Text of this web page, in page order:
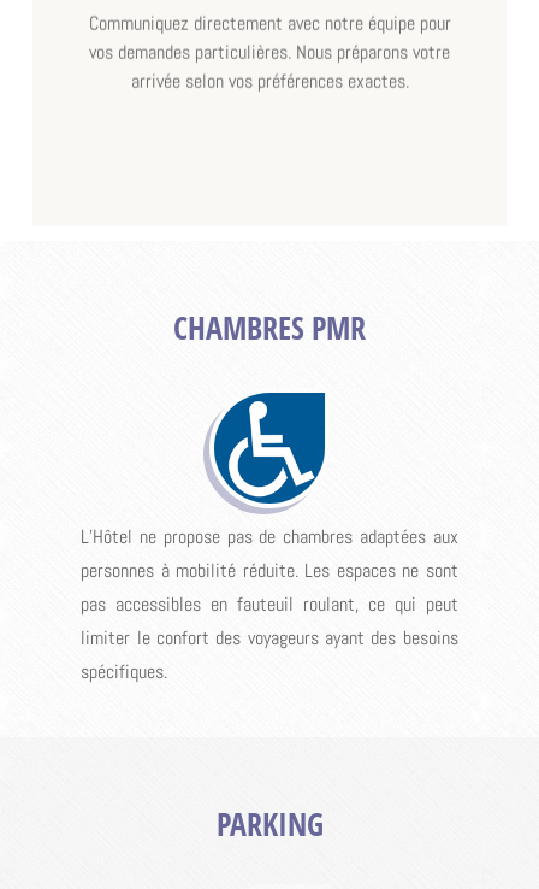
Communiquez directement avec notre équipe pour
vos demandes particulières. Nous préparons votre
arrivée selon vos préférences exactes.
CHAMBRES PMR
L’Hôtel ne propose pas de chambres adaptées aux
personnes à mobilité réduite. Les espaces ne sont
pas accessibles en fauteuil roulant, ce qui peut
limiter le confort des voyageurs ayant des besoins
spécifiques.
PARKING